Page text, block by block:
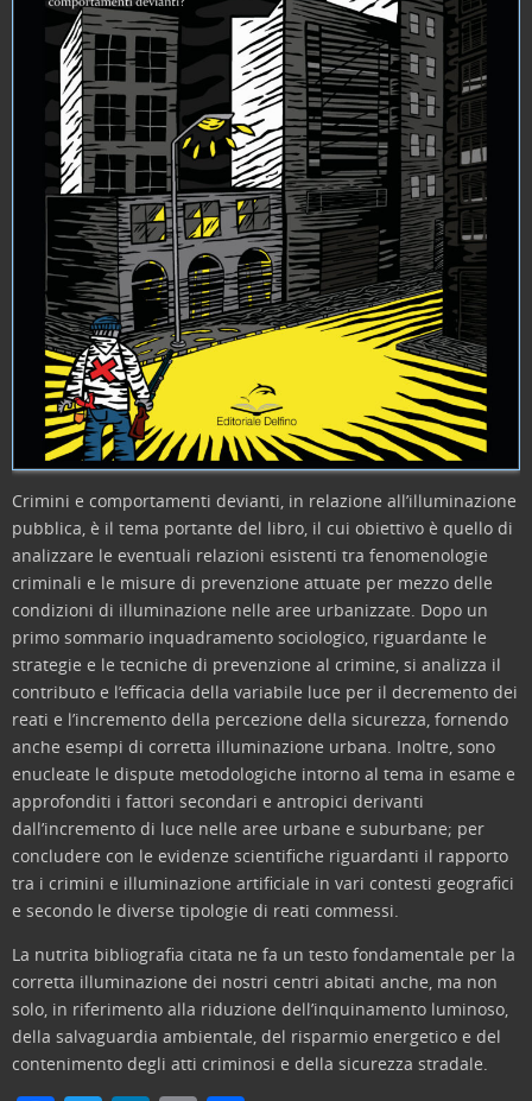
Crimini e comportamenti devianti, in relazione all’illuminazione
pubblica, è il tema portante del libro, il cui obiettivo è quello di
analizzare le eventuali relazioni esistenti tra fenomenologie
criminali e le misure di prevenzione attuate per mezzo delle
condizioni di illuminazione nelle aree urbanizzate. Dopo un
primo sommario inquadramento sociologico, riguardante le
strategie e le tecniche di prevenzione al crimine, si analizza il
contributo e l’efficacia della variabile luce per il decremento dei
reati e l’incremento della percezione della sicurezza, fornendo
anche esempi di corretta illuminazione urbana. Inoltre, sono
enucleate le dispute metodologiche intorno al tema in esame e
approfonditi i fattori secondari e antropici derivanti
dall’incremento di luce nelle aree urbane e suburbane; per
concludere con le evidenze scientifiche riguardanti il rapporto
tra i crimini e illuminazione artificiale in vari contesti geografici
e secondo le diverse tipologie di reati commessi.
La nutrita bibliografia citata ne fa un testo fondamentale per la
corretta illuminazione dei nostri centri abitati anche, ma non
solo, in riferimento alla riduzione dell’inquinamento luminoso,
della salvaguardia ambientale, del risparmio energetico e del
contenimento degli atti criminosi e della sicurezza stradale.